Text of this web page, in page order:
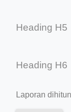
Heading H5
Heading H6
Laporan